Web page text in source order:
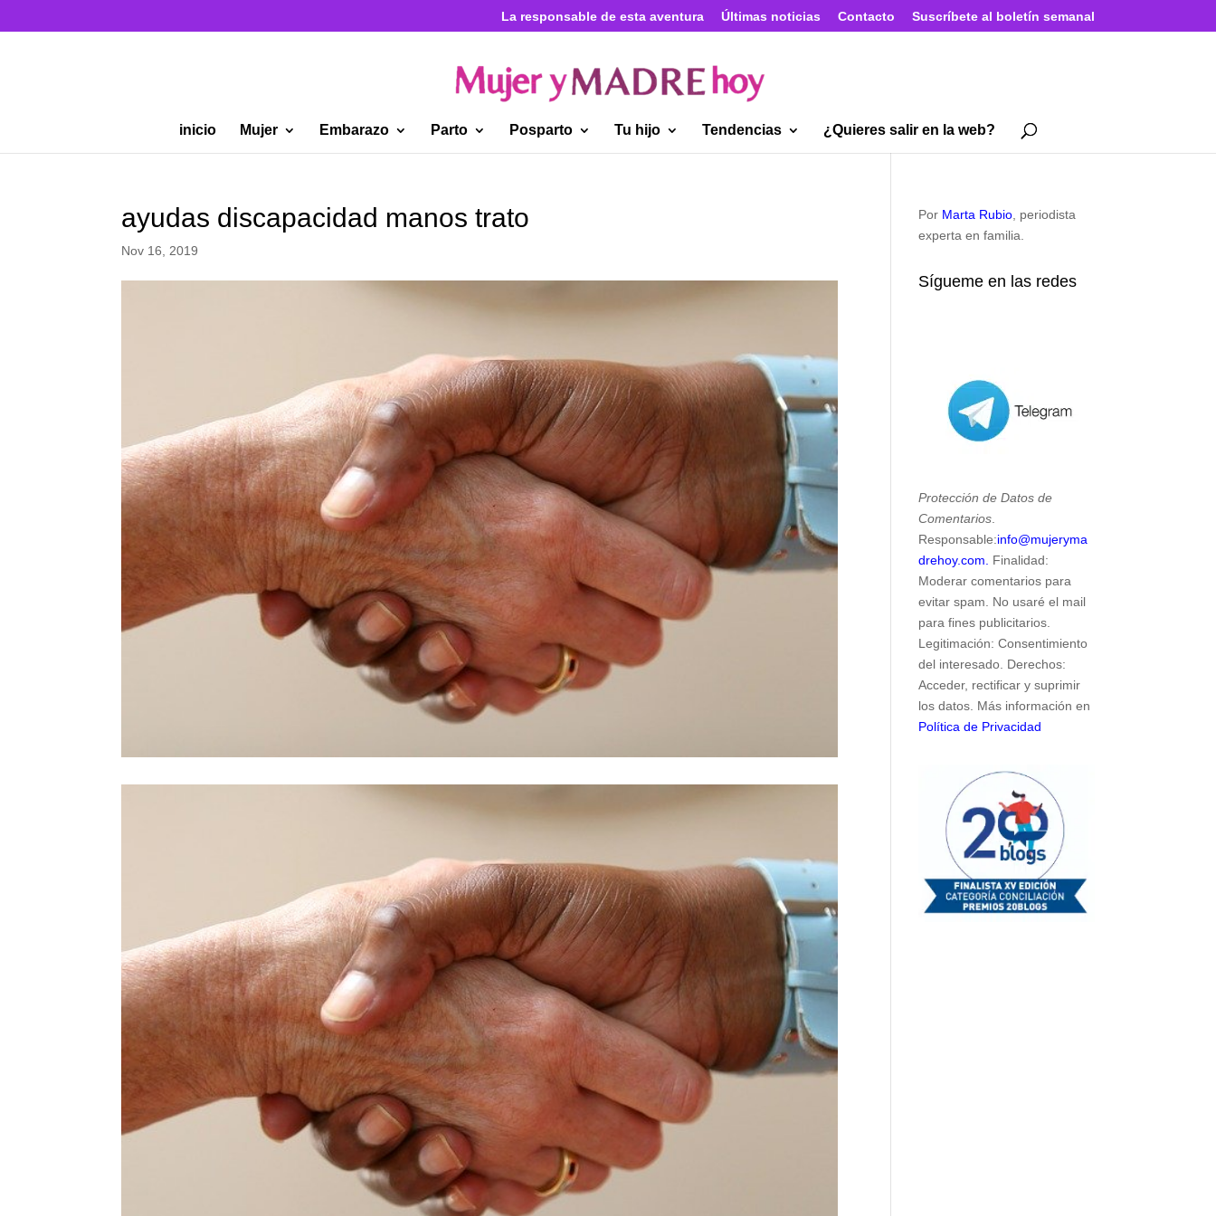
La responsable de esta aventura Últimas noticias Contacto Suscríbete al boletín semanal
inicio Mujer Embarazo Parto Posparto Tu hijo Tendencias ¿Quieres salir en la web?
ayudas discapacidad manos trato
Nov 16, 2019
Por Marta Rubio , periodista
experta en familia.
Sígueme en las redes
Protección de Datos de
Comentarios
Responsable:info@mujeryma
drehoy.com.
Finalidad:
Moderar comentarios para
evitar spam. No usaré el mail
para fines publicitarios.
Legitimación: Consentimiento
del interesado. Derechos:
Acceder, rectificar y suprimir
los datos. Más información en
Política de Privacidad